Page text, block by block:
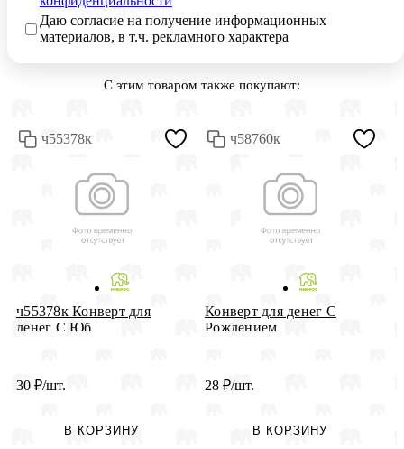
Даю согласие на получение информационных
материалов, в т.ч. рекламного характера
С этим товаром также покупают:
ч55378к
ч55378к Конверт для
денег С Юб...
30 ₽/шт.
В КОРЗИНУ
ч58760к
Конверт для денег С
Рождением ...
28 ₽/шт.
В КОРЗИНУ